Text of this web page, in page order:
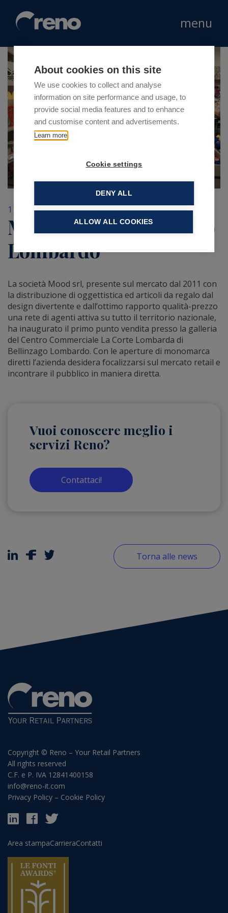
About cookies on this site
We use cookies to collect and analyse
information on site performance and usage, to
provide social media features and to enhance
and customise content and advertisements.
Learn more
Cookie settings
DENY ALL
ALLOW ALL COOKIES
menu
1 Settembre 2017
Mood apre a Bellinzago
Lombardo
La società Mood srl, presente sul mercato dal 2011 con
la distribuzione di oggettistica ed articoli da regalo dal
design divertente e dall’ottimo rapporto qualità-prezzo
una rete di agenti attiva su tutto il territorio nazionale,
ha inaugurato il primo punto vendita presso la galleria
del Centro Commerciale La Corte Lombarda di
Bellinzago Lombardo. Con le aperture di monomarca
diretti l’azienda desidera focalizzarsi sul mercato retail e
incontrare il pubblico in maniera diretta.
Vuoi conoscere meglio i
servizi Reno?
Contattaci!
Torna alle news
Copyright © Reno – Your Retail Partners
All rights reserved
C.F. e P. IVA 12841400158
info@reno-it.com
Privacy Policy – Cookie Policy
Area stampaCarrieraContatti